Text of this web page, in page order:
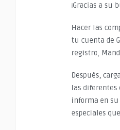
¡Gracias a su
Hacer las
tu cuenta de
registro,
Después,
las diferentes
informa en su
especiales